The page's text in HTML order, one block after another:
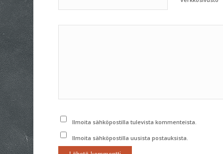
Ilmoita sähköpostilla tulevista kommenteista.
Ilmoita sähköpostilla uusista postauksista.